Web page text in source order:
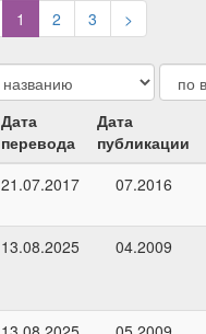
1 (current)
2 3 >
Дата
перевода
Дата
публикации
21.07.2017
07.2016
13.08.2025 04.2009